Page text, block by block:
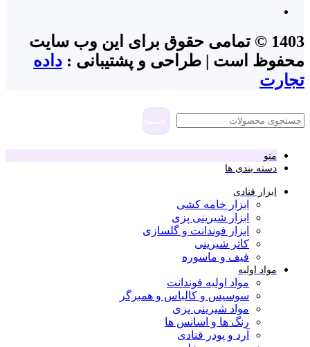
1403 © تمامی حقوق برای این وب سایت
محفوظ است | طراحی و پشتیبانی : داده
تجارت
منو
دسته بندی ها
ابزار قنادی
ابزار خامه کشی
ابزار شیرینی پزی
ابزار فوندانت و گلسازی
کاتر شیرینی
قیف و ماسوره
مواد اولیه
مواد اولیه فوندانت
سوسیس و کالباس و همبرگر
مواد شیرینی پزی
رنگ ها و اسانس ها
آرد و پودر قنادی